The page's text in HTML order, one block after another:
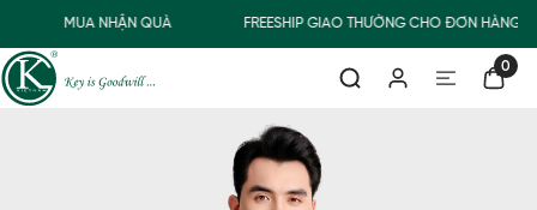
MUA NHẬN QUÀ FREESHIP GIAO THƯỜNG CHO ĐƠN HÀNG
0